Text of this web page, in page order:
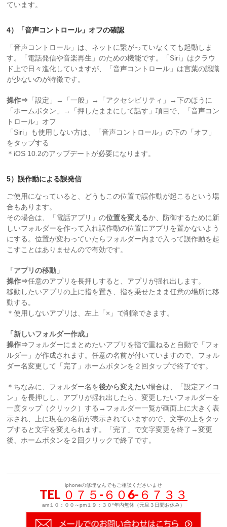
ています。
4）「音声コントロール」オフの確認
「音声コントロール」は、ネットに繋がっていなくても起動しま
す。「電話発信や音楽再生」のための機能です。「Siri」はクラウ
ド上で日々進化していますが、「音声コントロール」は言葉の認識
が少ないのが特徴です。
操作⇒ 「設定」→「一般」→「アクセシビリティ」→下のほうに
「ホームボタン」→「押したままにして話す」項目で、「音声コン
トロール」オフ
「Siri」も使用しない方は、「音声コントロール」の下の「オフ」
をタップする
＊iOS 10.2のアップデートが必要になります。
5）誤作動による誤発信
ご使用になっていると、どうもこの位置で誤作動が起こるという場
合もあります。
その場合は、「電話アプリ」の位置を変えるか、防御するために新
しいフォルダーを作って入れ誤作動の位置にアプリを置かないよう
にする。位置が変わっていたらフォルダー内まで入って誤作動を起
こすことはありませんので有効です。
「アプリの移動」
操作⇒任意のアプリを長押しすると、アプリが揺れ出します。
移動したいアプリの上に指を置き、指を乗せたまま任意の場所に移
動する。
＊使用しないアプリは、左上「×」で削除できます。
「新しいフォルダー作成」
操作⇒フォルダーにまとめたいアプリを指で重ねると自動で「フォ
ルダー」が作成されます。任意の名前が付いていますので、フォル
ダー名変更して「完了」ホームボタンを２回タップで終了です。
＊ちなみに、フォルダー名を後から変えたい場合は、「設定アイコ
ン」を長押しし、アプリが揺れ出したら、変更したいフォルダーを
一度タップ（クリック）する→フォルダー一覧が画面上に大きく表
示され、上に現在の名前が表示されていますので、文字の上をタッ
プすると文字を変えられます。「完了」で文字変更を終了→変更
後、ホームボタンを２回クリックで終了です。
iphoneの修理なんでもご相談くださいませ
TEL ０７５-６０6-６７３３
am１０：００～pm１９：３０*年内無休（元旦３日間お休み）